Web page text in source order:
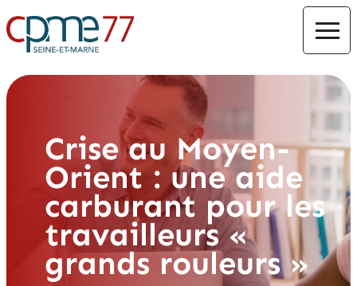
Crise au Moyen-
Orient : une aide
carburant pour les
travailleurs «
grands rouleurs »